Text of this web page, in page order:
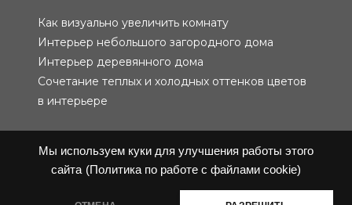
Мы используем куки для улучшения работы этого
сайта (Политика по работе с файлами cookie)
Как визуально увеличить комнату
Интерьер небольшого загородного дома
Интерьер деревянного дома
Сочетание теплых и холодных оттенков цветов
в интерьере
Политика конфиденциальности Публичная